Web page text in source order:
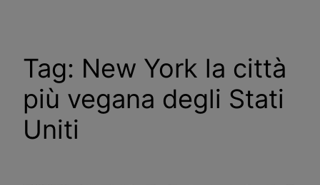
Tag: New York la città
più vegana degli Stati
Uniti